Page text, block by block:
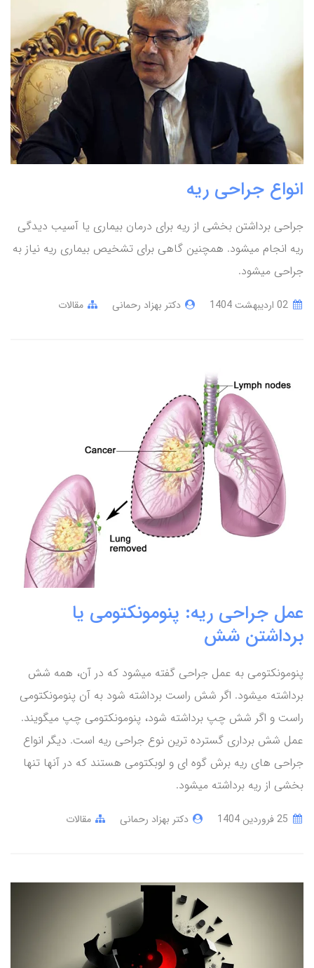
انواع جراحی ریه
جراحی برداشتن بخشی از ریه برای درمان بیماری یا آسیب دیدگی
ریه انجام میشود. همچنین گاهی برای تشخیص بیماری ریه نیاز به
جراحی میشود.
دکتر بهزاد رحمانی مقالات
عمل جراحی ریه: پنومونکتومی یا
برداشتن شش
پنومونکتومی به عمل جراحی گفته میشود که در آن، همه شش
برداشته میشود. اگر شش راست برداشته شود به آن پنومونکتومی
راست و اگر شش چپ برداشته شود، پنومونکتومی چپ میگویند.
عمل شش برداری گسترده ترین نوع جراحی ریه است. دیگر انواع
جراحی های ریه برش گوه ای و لوبکتومی هستند که در آنها تنها
بخشی از ریه برداشته میشود.
دکتر بهزاد رحمانی مقالات